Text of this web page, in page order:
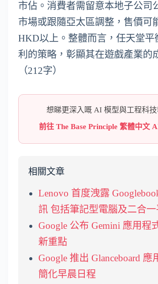
市佔。消費者需留意本地子公司
市場或跟隨亞太區調整，售價可
HKD以上。整體而言，任天堂平
利的策略，彰顯其在遊戲產業的
（212字）
想睇更深入嘅 AI 模型與工程科技
前往 The Base Principle 繁體中文
相關文章
Lenovo 首度洩露
訊 包括筆記型電腦及二合
Google 公布 Gemini 應用程
新重點
Google 推出 Glanceboard 應
簡化早晨日程